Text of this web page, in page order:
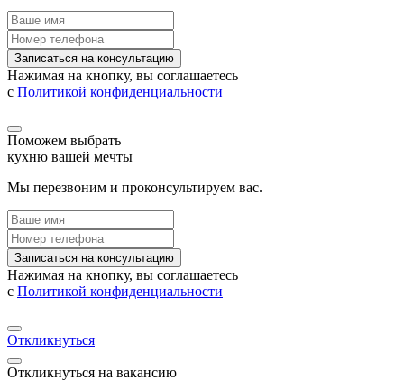
Записаться на консультацию
Нажимая на кнопку, вы соглашаетесь
с Политикой конфиденциальности
Поможем выбрать
кухню вашей мечты
Мы перезвоним и проконсультируем вас.
Записаться на консультацию
Нажимая на кнопку, вы соглашаетесь
с Политикой конфиденциальности
Откликнуться
Откликнуться на вакансию